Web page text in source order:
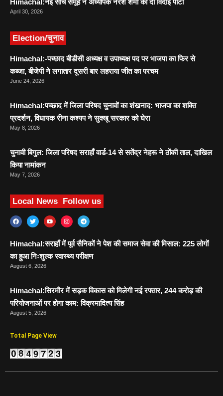
April 30, 2026
Election/चुनाव
Himachal:-पच्छाद बीडीसी अध्यक्ष व उपाध्यक्ष पद पर भाजपा का फिर से
कब्जा, बीजेपी ने लगातार दूसरी बार लहराया जीत का परचम
June 24, 2026
Himachal:पच्छाद में जिला परिषद चुनावों का शंखनाद: भाजपा का शक्ति
प्रदर्शन, विधायक रीना कश्यप ने सुक्खू सरकार को घेरा
May 8, 2026
चुनावी बिगुल: जिला परिषद सराहाँ वार्ड-14 से सतेंद्र नेहरू ने ठोंकी ताल, दाखिल
किया नामांकन
May 7, 2026
Local News Follow us
Himachal:सराहाँ में पूर्व सैनिकों ने पेश की समाज सेवा की मिसाल: 225 लोगों
का हुआ निःशुल्क स्वास्थ्य परीक्षण
August 6, 2026
Himachal:सिरमौर में सड़क विकास को मिलेगी नई रफ्तार, 244 करोड़ की
परियोजनाओं पर होगा काम: विक्रमादित्य सिंह
August 5, 2026
Total Page View